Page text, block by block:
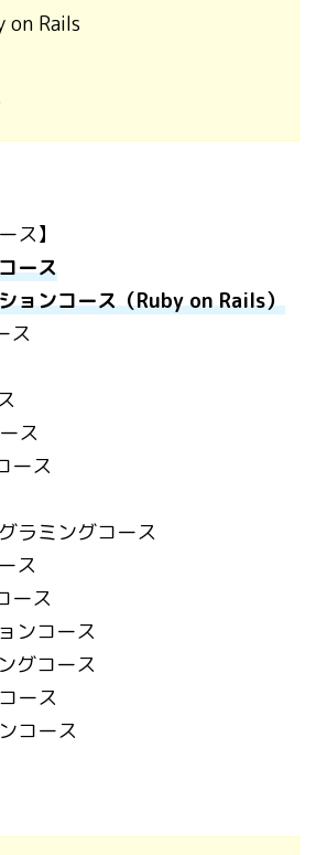
on Rails
ス】
ース
ョンコース（Ruby on Rails）
ス
ス
ース
ラミングコース
ス
ース
ンコース
グコース
ース
コース